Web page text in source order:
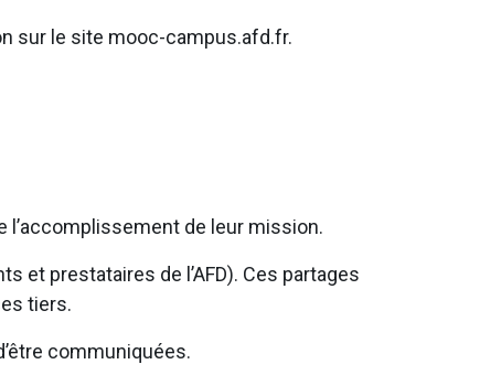
sur le site mooc-campus.afd.fr.
l’accomplissement de leur mission.
et prestataires de l’AFD). Ces partages
tiers.
communiquées.